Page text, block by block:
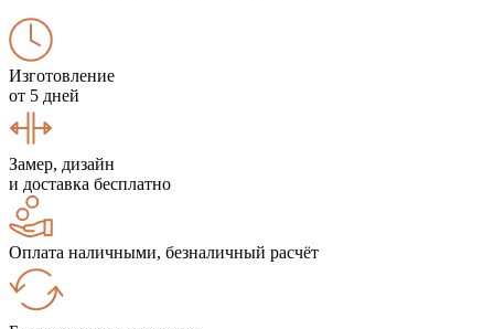
Изготовление
от 5 дней
Замер, дизайн
и доставка бесплатно
Оплата наличными, безналичный расчёт